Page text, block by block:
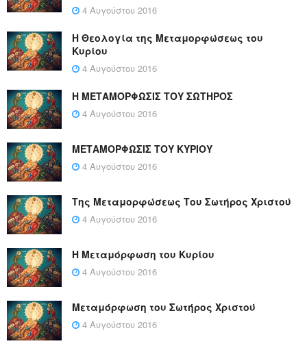
4 Αυγούστου 2016
Η Θεολογία της Μεταμορφώσεως του
Κυρίου
4 Αυγούστου 2016
Η ΜΕΤΑΜΟΡΦΩΣΙΣ ΤΟΥ ΣΩΤΗΡΟΣ
4 Αυγούστου 2016
ΜΕΤΑΜΟΡΦΩΣΙΣ ΤΟΥ ΚΥΡΙΟΥ
4 Αυγούστου 2016
Της Μεταμορφώσεως Του Σωτήρος Χριστού
4 Αυγούστου 2016
Η Μεταμόρφωση του Κυρίου
4 Αυγούστου 2016
Μεταμόρφωση του Σωτήρος Χριστού
4 Αυγούστου 2016